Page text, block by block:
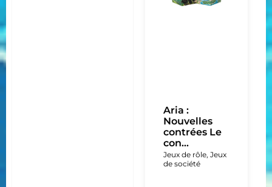
Aria :
Nouvelles
contrées Le
con...
Jeux de rôle, Jeux
de société